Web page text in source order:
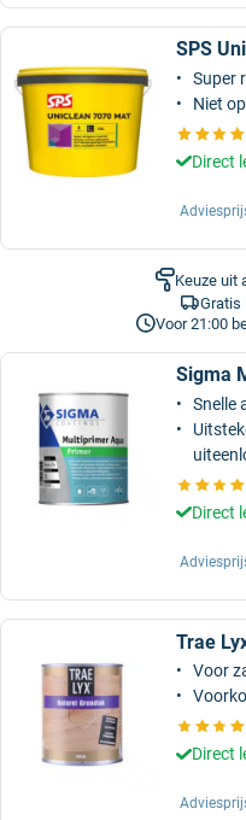
SPS
Super
Niet
Direct
Keuze uit
Gratis
Voor 21:00
Sigma
Snelle
Direct
Trae
Voor
Direct